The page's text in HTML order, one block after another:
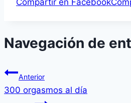
Compartir en Facebook
Navegación de
Anterior
300 orgasmos al dí­a